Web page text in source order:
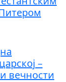
–
вечности